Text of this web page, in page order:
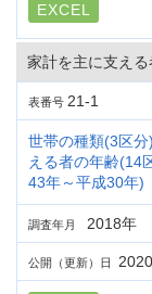
EXCEL
家計を主に支え
表番号 21-1
世帯の種類(3区
える者の年齢(14
43年～平成30年)
調査年月 2018年
公開（更新）日